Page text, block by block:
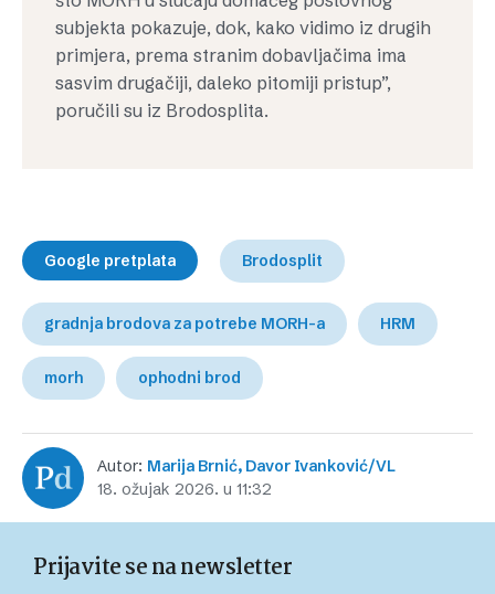
subjekta pokazuje, dok, kako vidimo iz drugih
primjera, prema stranim dobavljačima ima
sasvim drugačiji, daleko pitomiji pristup”,
poručili su iz Brodosplita.
Google pretplata Brodosplit
gradnja brodova za potrebe MORH-a HRM
morh ophodni brod
Autor: Marija Brnić, Davor Ivanković/VL
18. ožujak 2026. u 11:32
Prijavite se na newsletter